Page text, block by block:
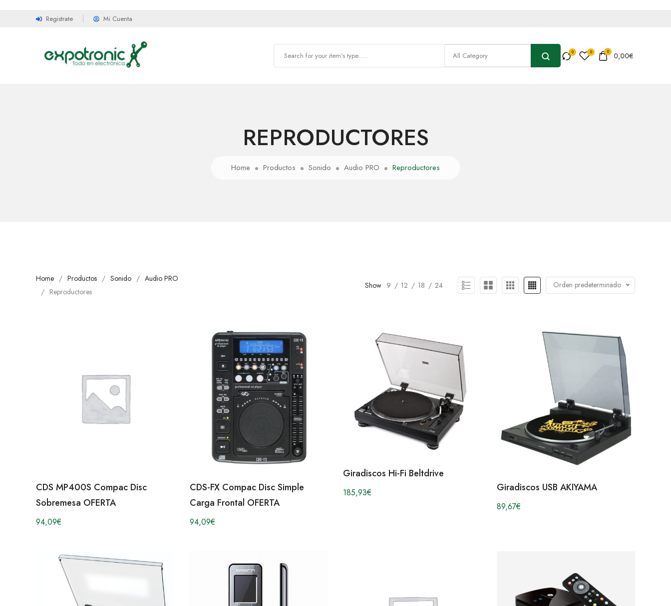
Registrate Mi Cuenta
0 0,00€
REPRODUCTORES
Home Productos Sonido Audio PRO Reproductores
Home Productos Sonido
Audio PRO
Reproductores
Show 9 12 18 24 Orden predeterminado
CDS MP400S Compac Disc
Sobremesa OFERTA
94,09€
CDS-FX Compac Disc Simple
Carga Frontal OFERTA
94,09€
Giradiscos Hi-Fi Beltdrive
185,93€ Giradiscos USB AKIYAMA
89,67€